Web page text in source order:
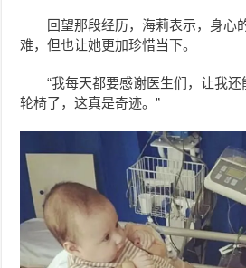
回望那段经历，海莉表示，身心
难，但也让她更加珍惜当下。
“我每天都要感谢医生们，让我
轮椅了，这真是奇迹。”